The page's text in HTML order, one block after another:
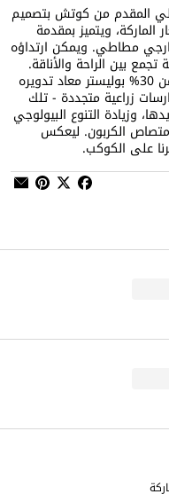
المقدم من كوتش بتصميم
ويتميز بمقدمة
مطاطي. ويمكن ارتداؤه
بين الراحة والأناقة.
صُنع قماش الجاكار المميز لدينا من مزيج من 30% بوليستر معاد تدويره
زراعية متجددة - تلك
وزيادة التنوع البيولوجي
الكربون. ليعكس
على الكوكب.